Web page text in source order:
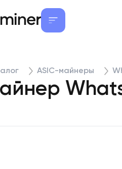
ASIC-майнеры